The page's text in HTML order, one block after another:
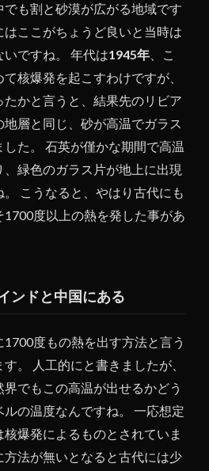
も割と砂漠が広がる地域です
ここがちょうど良いと当時は
ですね。 年代は1945年 、こ
核爆発を起こすわけですが、
かと言うと、結果先のリビア
層と同じ、砂が高温でガラス
た。 石英が僅かな期間で高温
緑色のガラス片が地上に出現
こうなると、やはり古代にも
度以上の熱を発した事があ
ンドと中国にある
度もの熱を出す方法と言う
。 人工的にと書きましたが、
でもこの高温が出せるかどう
の温度なんですね。 一応想定
爆発によるものとされていま
法が無いとなると古代には少